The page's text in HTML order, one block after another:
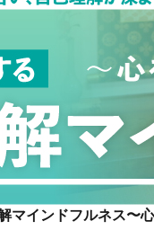
マインドフルネス〜